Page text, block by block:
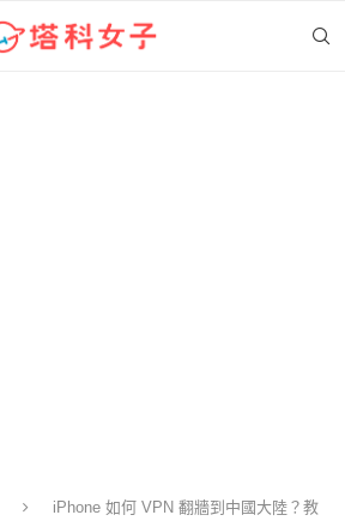
iPhone 如何 VPN 翻牆到中國大陸？教